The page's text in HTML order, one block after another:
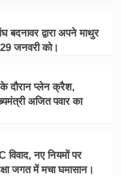
द्वारा अपने माथुर
जनवरी को।
के दौरान प्लेन क्रैश,
अजित पवार का
नए नियमों पर
जगत में मचा घमासान।